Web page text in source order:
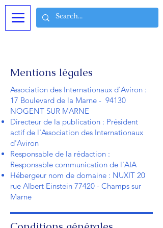
Mentions légales
Association des Internationaux d'Aviron :
17 Boulevard de la Marne - 94130
NOGENT SUR MARNE
Directeur de la publication : Président
actif de l'Association des Internationaux
d'Aviron
Responsable de la rédaction :
Responsable communication de l'AIA
Hébergeur nom de domaine : NUXIT 20
rue Albert Einstein 77420 - Champs sur
Marne